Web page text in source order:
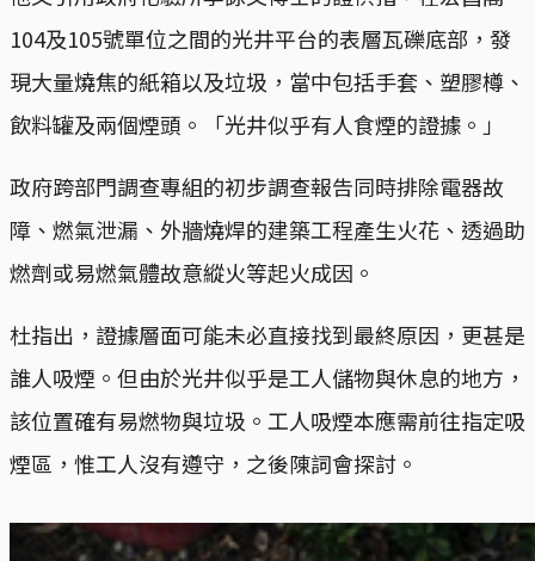
104及105號單位之間的光井平台的表層瓦礫底部，發
現大量燒焦的紙箱以及垃圾，當中包括手套、塑膠樽、
飲料罐及兩個煙頭。「光井似乎有人食煙的證據。」
政府跨部門調查專組的初步調查報告同時排除電器故
障、燃氣泄漏、外牆燒焊的建築工程產生火花、透過助
燃劑或易燃氣體故意縱火等起火成因。
杜指出，證據層面可能未必直接找到最終原因，更甚是
誰人吸煙。但由於光井似乎是工人儲物與休息的地方，
該位置確有易燃物與垃圾。工人吸煙本應需前往指定吸
煙區，惟工人沒有遵守，之後陳詞會探討。